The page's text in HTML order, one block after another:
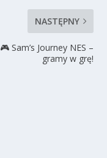
NASTĘPNY
🎮 Sam’s Journey NES –
gramy w grę!